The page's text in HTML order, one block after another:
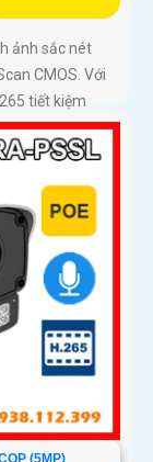
ảnh sắc nét
CMOS. Với
tiết kiệm
(5MP)